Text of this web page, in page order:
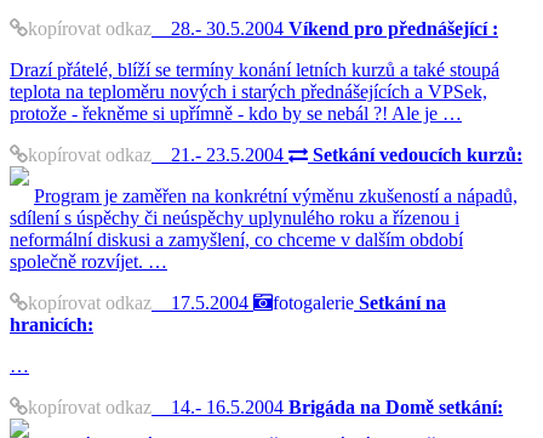
kopírovat odkaz 28.- 30.5.2004 Víkend pro přednášející :
Drazí přátelé, blíží se termíny konání letních kurzů a také stoupá
teplota na teploměru nových i starých přednášejících a VPSek,
protože - řekněme si upřímně - kdo by se nebál ?! Ale je …
kopírovat odkaz 21.- 23.5.2004
Setkání vedoucích kurzů:
Program je zaměřen na konkrétní výměnu zkušeností a nápadů,
sdílení s úspěchy či neúspěchy uplynulého roku a řízenou i
neformální diskusi a zamyšlení, co chceme v dalším období
společně rozvíjet. …
kopírovat odkaz 17.5.2004 fotogalerie Setkání na
hranicích:
…
kopírovat odkaz 14.- 16.5.2004 Brigáda na Domě setkání: